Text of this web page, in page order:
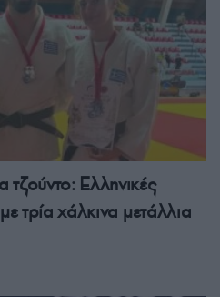
Ελληνικές
τρία χάλκινα μετάλλια